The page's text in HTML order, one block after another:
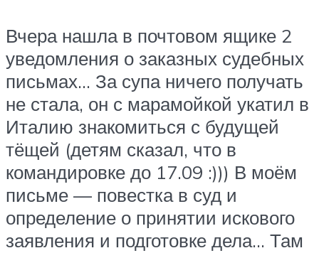
Вчера нашла в почтовом ящике 2
уведомления о заказных судебных
письмах… За супа ничего получать
не стала, он с марамойкой укатил в
Италию знакомиться с будущей
тёщей (детям сказал, что в
командировке до 17.09 :))) В моём
письме — повестка в суд и
определение о принятии искового
заявления и подготовке дела… Там